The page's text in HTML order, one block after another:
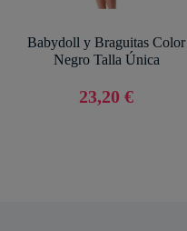
Babydoll y Braguitas Color
Negro Talla Única
23,20 €